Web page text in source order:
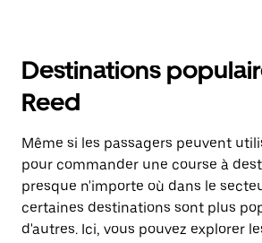
Destinations
Reed
Même si les passagers peuvent
pour commander une course à
presque n'importe où dans le
certaines destinations sont plus
d'autres. Ici, vous pouvez explorer